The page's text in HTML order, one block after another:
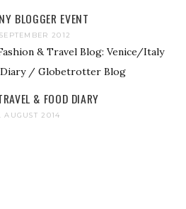
BLOGGER EVENT
2012
& FOOD DIARY
AUGUST 2014